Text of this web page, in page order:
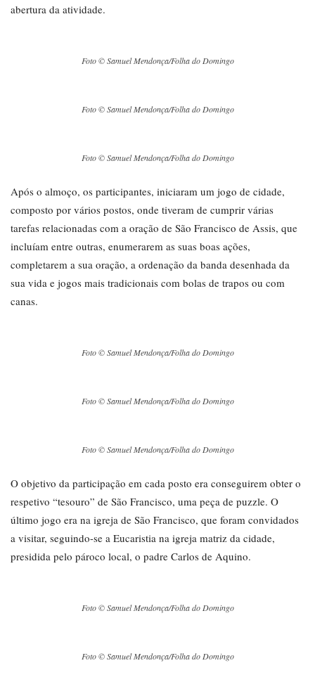
abertura da atividade.
Foto © Samuel Mendonça/Folha do Domingo
Foto © Samuel Mendonça/Folha do Domingo
Foto © Samuel Mendonça/Folha do Domingo
Após o almoço, os participantes, iniciaram um jogo de cidade,
composto por vários postos, onde tiveram de cumprir várias
tarefas relacionadas com a oração de São Francisco de Assis, que
incluíam entre outras, enumerarem as suas boas ações,
completarem a sua oração, a ordenação da banda desenhada da
sua vida e jogos mais tradicionais com bolas de trapos ou com
canas.
Foto © Samuel Mendonça/Folha do Domingo
Foto © Samuel Mendonça/Folha do Domingo
Foto © Samuel Mendonça/Folha do Domingo
O objetivo da participação em cada posto era conseguirem obter o
respetivo “tesouro” de São Francisco, uma peça de puzzle. O
último jogo era na igreja de São Francisco, que foram convidados
a visitar, seguindo-se a Eucaristia na igreja matriz da cidade,
presidida pelo pároco local, o padre Carlos de Aquino.
Foto © Samuel Mendonça/Folha do Domingo
Foto © Samuel Mendonça/Folha do Domingo